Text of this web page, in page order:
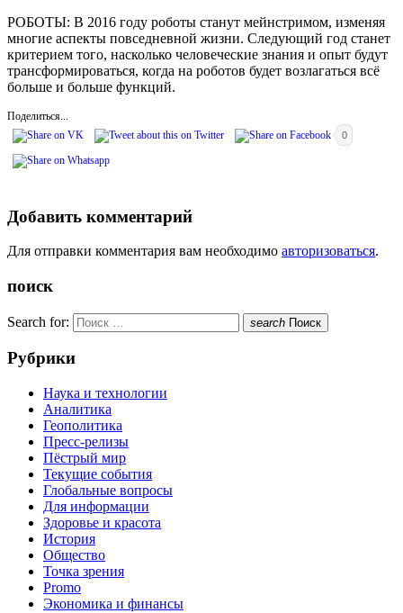
РОБОТЫ: В 2016 году роботы станут мейнстримом, изменяя
многие аспекты повседневной жизни. Следующий год станет
критерием того, насколько человеческие знания и опыт будут
трансформироваться, когда на роботов будет возлагаться всё
больше и больше функций.
Поделиться...
0
Добавить комментарий
Для отправки комментария вам необходимо авторизоваться.
поиск
Search for: search Поиск
Рубрики
Наука и технологии
Аналитика
Геополитика
Пресс-релизы
Пёстрый мир
Текущие события
Глобальные вопросы
Для информации
Здоровье и красота
История
Общество
Точка зрения
Promo
Экономика и финансы